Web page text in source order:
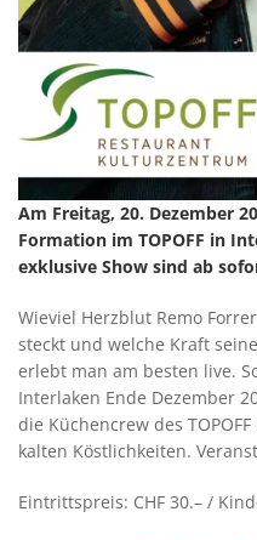
Am Freitag, 20. Dezember
Formation im TOPOFF in
exklusive Show sind ab
Wieviel Herzblut Remo
steckt und welche Kraft
erlebt man am besten live.
Interlaken Ende Dezember
die Küchencrew des
kalten Köstlichkeiten.
Eintrittspreis: CHF 30.– /